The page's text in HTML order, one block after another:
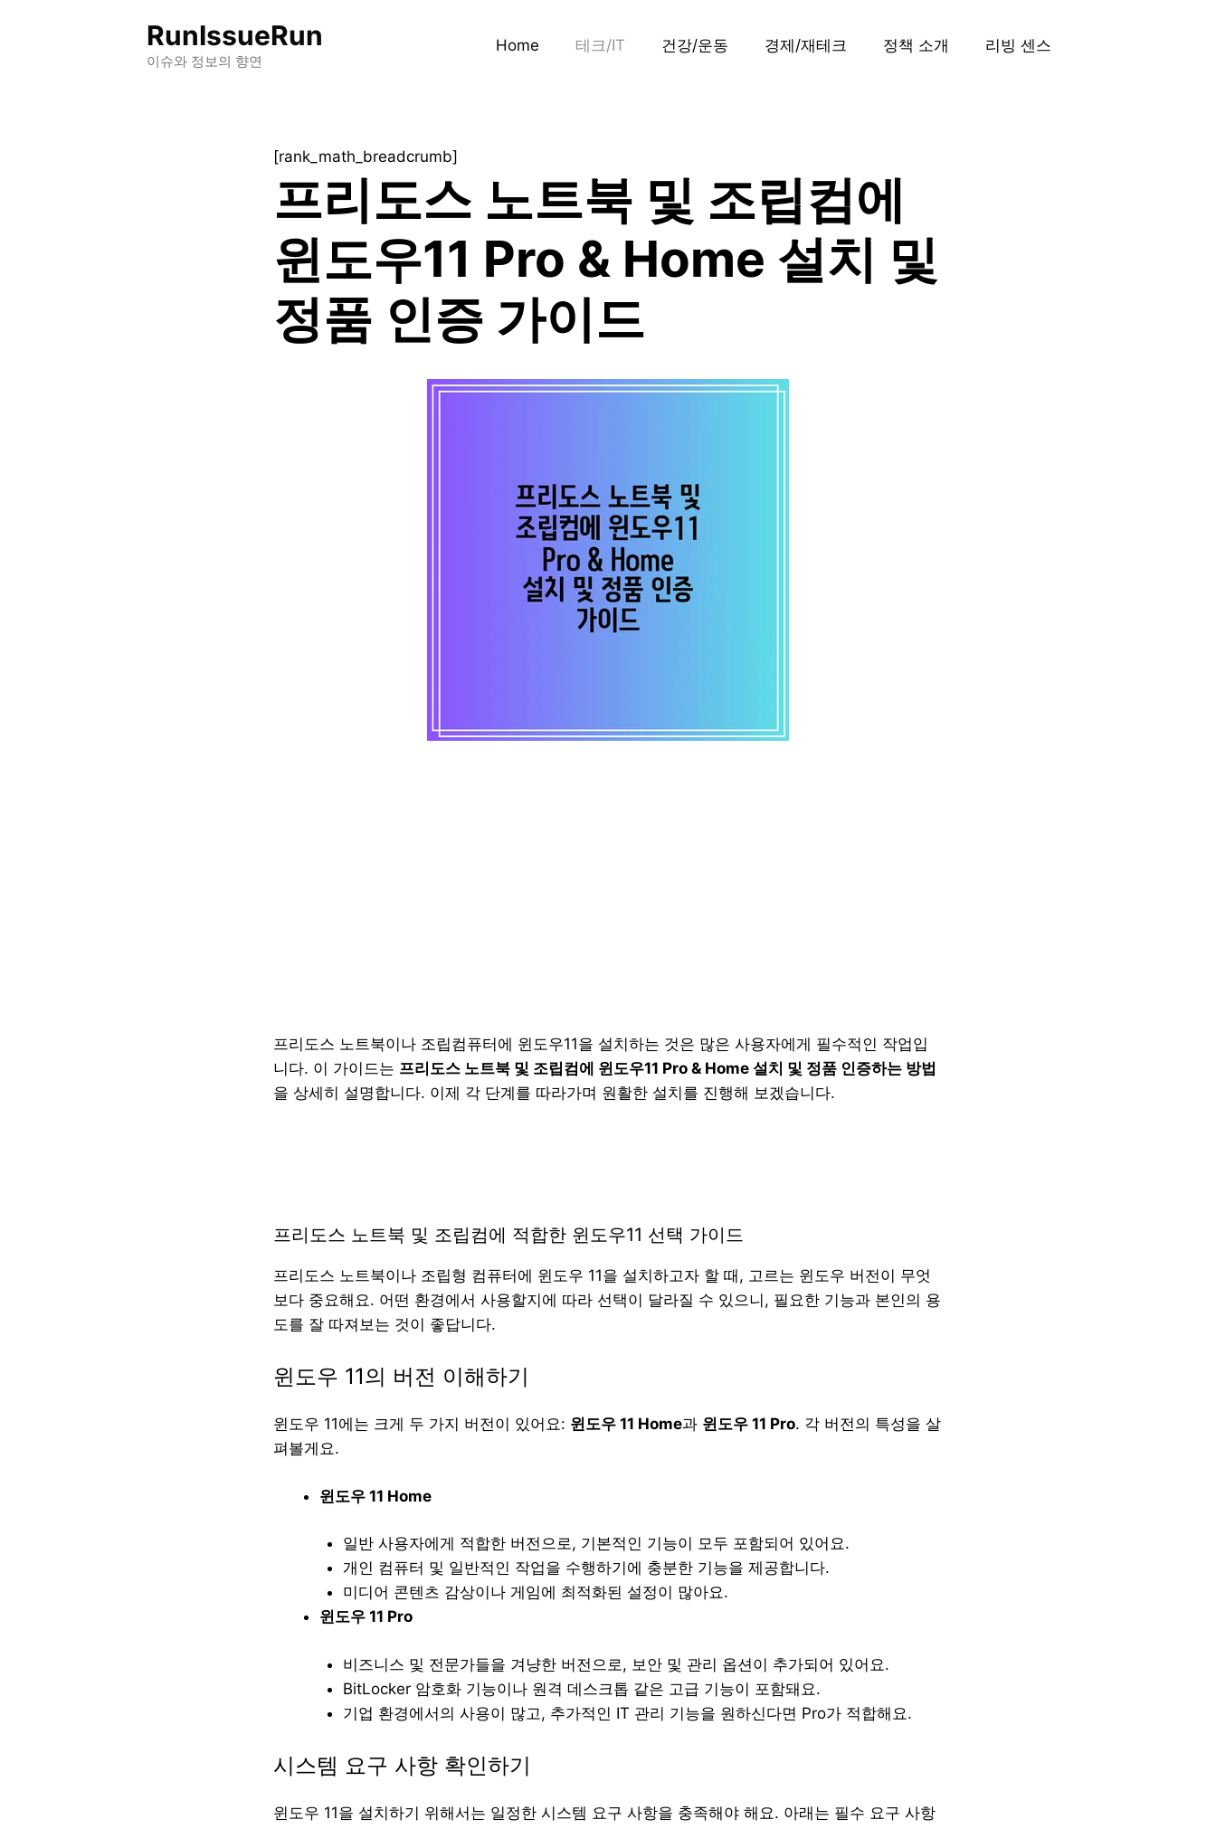
RunIssueRun
이슈와 정보의 향연
Home 테크/IT 건강/운동 경제/재테크 정책 소개 리빙 센스
[rank_math_breadcrumb]
프리도스 노트북 및 조립컴에
윈도우11 Pro & Home 설치 및
정품 인증 가이드
프리도스 노트북이나 조립컴퓨터에 윈도우11을 설치하는 것은 많은 사용자에게 필수적인 작업입
니다. 이 가이드는 프리도스 노트북 및 조립컴에 윈도우11 Pro & Home 설치 및 정품 인증하는 방법
을 상세히 설명합니다. 이제 각 단계를 따라가며 원활한 설치를 진행해 보겠습니다.
프리도스 노트북 및 조립컴에 적합한 윈도우11 선택 가이드
프리도스 노트북이나 조립형 컴퓨터에 윈도우 11을 설치하고자 할 때, 고르는 윈도우 버전이 무엇
보다 중요해요. 어떤 환경에서 사용할지에 따라 선택이 달라질 수 있으니, 필요한 기능과 본인의 용
도를 잘 따져보는 것이 좋답니다.
윈도우 11의 버전 이해하기
윈도우 11에는 크게 두 가지 버전이 있어요: 윈도우 11 Home과 윈도우 11 Pro. 각 버전의 특성을 살
펴볼게요.
윈도우 11 Home
일반 사용자에게 적합한 버전으로, 기본적인 기능이 모두 포함되어 있어요.
개인 컴퓨터 및 일반적인 작업을 수행하기에 충분한 기능을 제공합니다.
미디어 콘텐츠 감상이나 게임에 최적화된 설정이 많아요.
윈도우 11 Pro
비즈니스 및 전문가들을 겨냥한 버전으로, 보안 및 관리 옵션이 추가되어 있어요.
BitLocker 암호화 기능이나 원격 데스크톱 같은 고급 기능이 포함돼요.
기업 환경에서의 사용이 많고, 추가적인 IT 관리 기능을 원하신다면 Pro가 적합해요.
시스템 요구 사항 확인하기
윈도우 11을 설치하기 위해서는 일정한 시스템 요구 사항을 충족해야 해요. 아래는 필수 요구 사항